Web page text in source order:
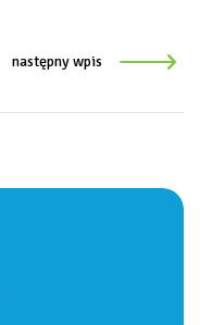
następny wpis